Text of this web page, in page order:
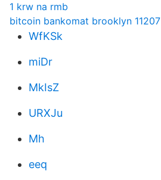
1 krw na rmb
bitcoin bankomat brooklyn 11207
WfKSk
miDr
MkIsZ
URXJu
Mh
eeq